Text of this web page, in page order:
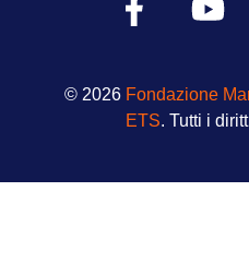
© 2026 Fondazione
ETS. Tutti i